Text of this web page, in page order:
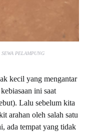
PELAMPUNG
kecil yang mengantar
ini saat
Lalu sebelum kita
arahan oleh salah satu
ada tempat yang tidak